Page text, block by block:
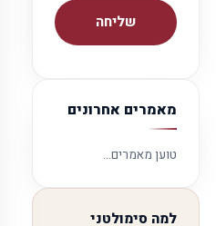
שליחה
מאמרים אחרונים
טוען מאמרים…
למה סימולטני